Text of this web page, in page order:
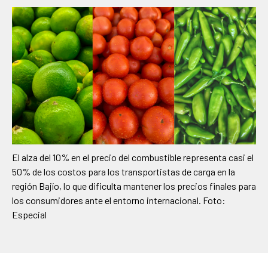
El alza del 10% en el precio del combustible representa casi el
50% de los costos para los transportistas de carga en la
región Bajío, lo que dificulta mantener los precios finales para
los consumidores ante el entorno internacional. Foto:
Especial